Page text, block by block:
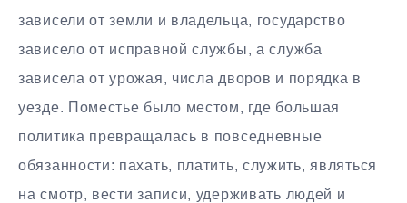
зависели от земли и владельца, государство
зависело от исправной службы, а служба
зависела от урожая, числа дворов и порядка в
уезде. Поместье было местом, где большая
политика превращалась в повседневные
обязанности: пахать, платить, служить, являться
на смотр, вести записи, удерживать людей и